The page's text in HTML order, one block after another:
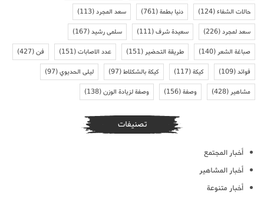
حالات الشفاء(124) دنيا بطمة(761) سعد المجرد(113)
سعد لمجرد(226) سعيدة شرف(111) سلمى رشيد(167)
صباغة الشعر(140) طريقة التحضير(151) عدد الاصابات(151) فن(427)
فوائد(109) كيكة(117) كيكة بالشكلاط(97) ليلى الحديوي(97)
مشاهير(428) وصفة(156) وصفة لزيادة الوزن(138)
تصنيفات
أخبار المجتمع
أخبار المشاهير
أخبار متنوعة